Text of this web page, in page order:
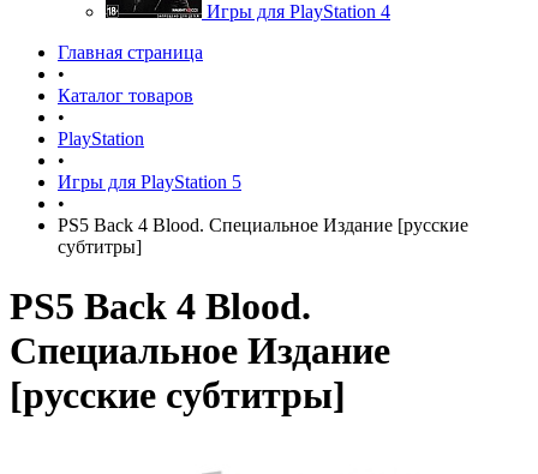
Игры для PlayStation 4
Главная страница
•
Каталог товаров
•
PlayStation
•
Игры для PlayStation 5
•
PS5 Back 4 Blood. Специальное Издание [русские
субтитры]
PS5 Back 4 Blood.
Специальное Издание
[русские субтитры]